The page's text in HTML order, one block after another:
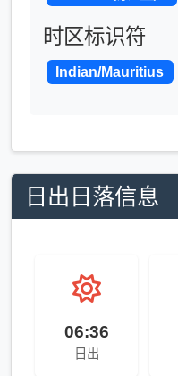
时区标识符
Indian/Mauritius
日出日落信息
06:36
日出